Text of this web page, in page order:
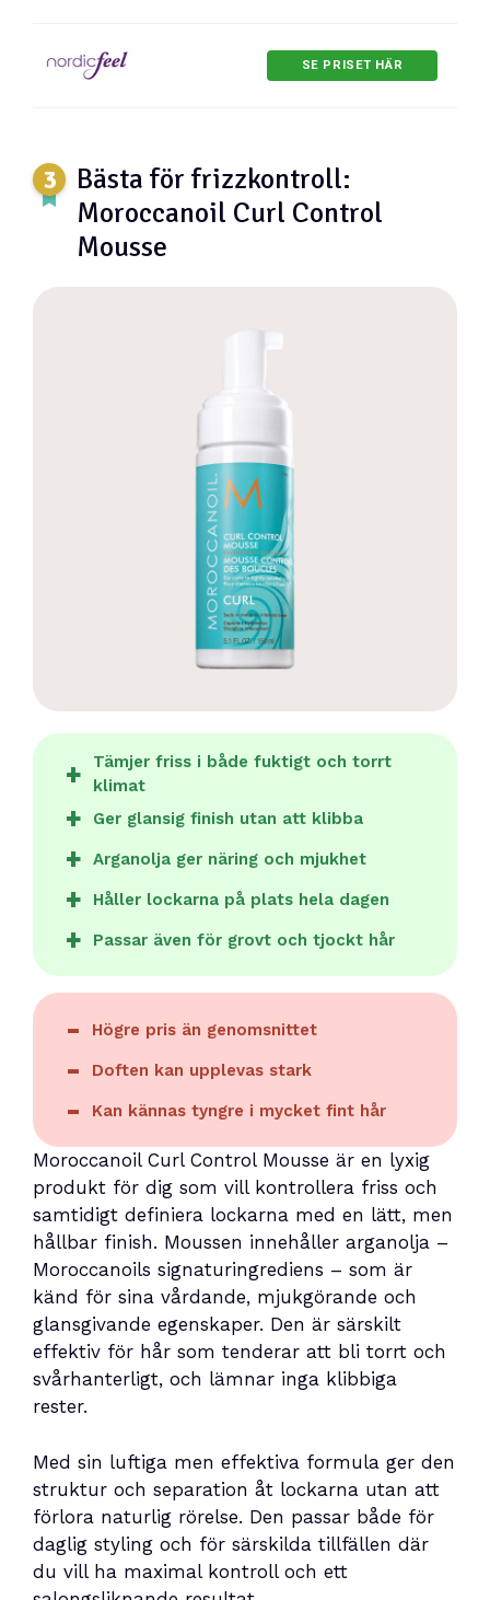
SE PRISET HÄR
Bästa för frizzkontroll:
Moroccanoil Curl Control
Mousse
Tämjer friss i både fuktigt och torrt
klimat
Ger glansig finish utan att klibba
Arganolja ger näring och mjukhet
Håller lockarna på plats hela dagen
Passar även för grovt och tjockt hår
Högre pris än genomsnittet
Doften kan upplevas stark
Kan kännas tyngre i mycket fint hår
Moroccanoil Curl Control Mousse är en lyxig
produkt för dig som vill kontrollera friss och
samtidigt definiera lockarna med en lätt, men
hållbar finish. Moussen innehåller arganolja –
Moroccanoils signaturingrediens – som är
känd för sina vårdande, mjukgörande och
glansgivande egenskaper. Den är särskilt
effektiv för hår som tenderar att bli torrt och
svårhanterligt, och lämnar inga klibbiga
rester.
Med sin luftiga men effektiva formula ger den
struktur och separation åt lockarna utan att
förlora naturlig rörelse. Den passar både för
daglig styling och för särskilda tillfällen där
du vill ha maximal kontroll och ett